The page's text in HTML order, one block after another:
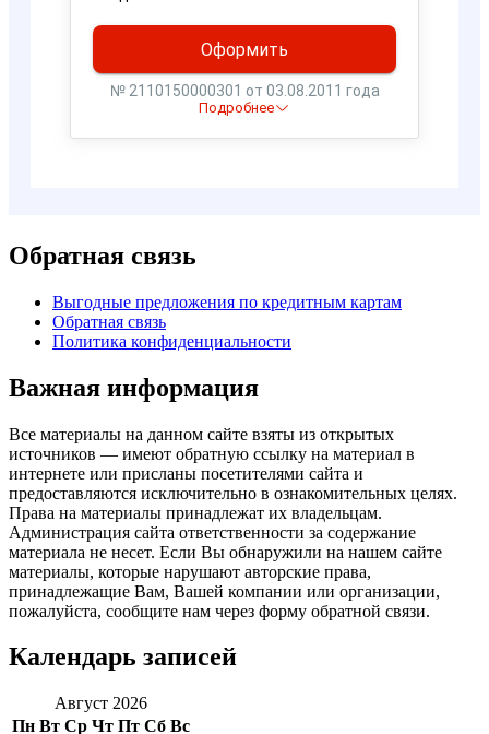
Обратная связь
Выгодные предложения по кредитным картам
Обратная связь
Политика конфиденциальности
Важная информация
Все материалы на данном сайте взяты из открытых
источников — имеют обратную ссылку на материал в
интернете или присланы посетителями сайта и
предоставляются исключительно в ознакомительных целях.
Права на материалы принадлежат их владельцам.
Администрация сайта ответственности за содержание
материала не несет. Если Вы обнаружили на нашем сайте
материалы, которые нарушают авторские права,
принадлежащие Вам, Вашей компании или организации,
пожалуйста, сообщите нам через форму обратной связи.
Календарь записей
Август 2026
Пн Вт Ср Чт Пт Сб Вс